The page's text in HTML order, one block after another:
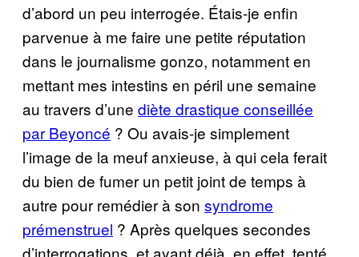
d’abord un peu interrogée. Étais-je enfin
parvenue à me faire une petite réputation
dans le journalisme gonzo, notamment en
mettant mes intestins en péril une semaine
au travers d’une diète drastique conseillée
par Beyoncé ? Ou avais-je simplement
l’image de la meuf anxieuse, à qui cela ferait
du bien de fumer un petit joint de temps à
autre pour remédier à son syndrome
prémenstruel ? Après quelques secondes
d’interrogations, et ayant déjà, en effet, tenté